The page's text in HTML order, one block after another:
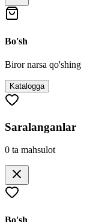
Bo'sh
Biror narsa qo'shing
Katalogga
Saralanganlar
0 ta mahsulot
Bo'sh